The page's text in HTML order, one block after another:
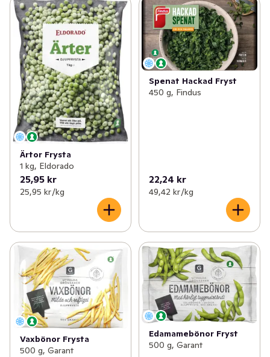
Ärtor Frysta
1 kg, Eldorado
25,95 kr
25,95 kr /kg
Spenat Hackad Fryst
450 g, Findus
22,24 kr
49,42 kr /kg
Vaxbönor Frysta
500 g, Garant
Edamamebönor Fryst
500 g, Garant